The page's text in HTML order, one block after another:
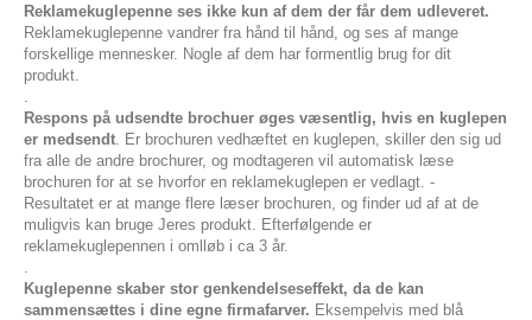
Reklamekuglepenne ses ikke kun af dem der får dem udleveret.
Reklamekuglepenne vandrer fra hånd til hånd, og ses af mange
forskellige mennesker. Nogle af dem har formentlig brug for dit
produkt.
Respons på udsendte brochuer øges væsentlig, hvis en kuglepen
er medsendt . Er brochuren vedhæftet en kuglepen, skiller den sig ud
fra alle de andre brochurer, og modtageren vil automatisk læse
brochuren for at se hvorfor en reklamekuglepen er vedlagt. -
Resultatet er at mange flere læser brochuren, og finder ud af at de
muligvis kan bruge Jeres produkt. Efterfølgende er
reklamekuglepennen i omlløb i ca 3 år.
Kuglepenne skaber stor genkendelseseffekt, da de kan
sammensættes i dine egne firmafarver. Eksempelvis med blå